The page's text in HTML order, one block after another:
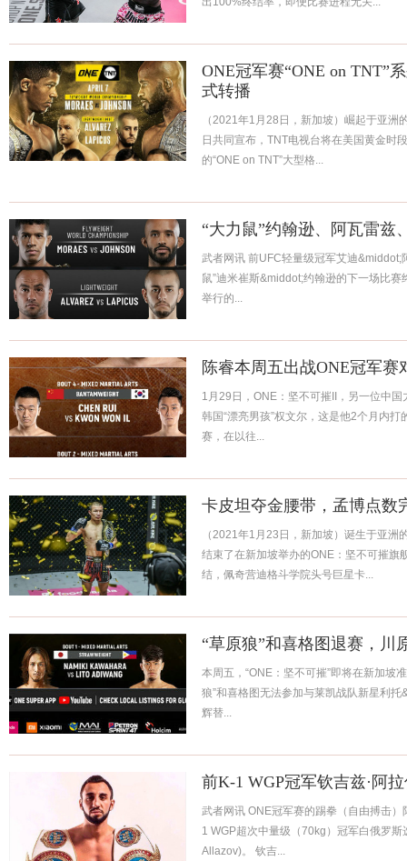
ONE冠军赛“ONE on TNT”
式转播
（2021年1月28日，新加坡）崛起于亚
日共同宣布，TNT电视台将在美国黄金时
的“ONE on TNT”大型格...
“大力鼠”约翰逊、阿瓦雷兹
武者网讯 前UFC轻量级冠军艾迪&middot;
鼠”迪米崔斯&middot;约翰逊的下一场比
举行的...
陈睿本周五出战ONE冠军
1月29日，ONE：坚不可摧II，另一位中国
韩国“漂亮男孩”权文尔，这是他2个月内
赛，在以往...
卡皮坦夺金腰带，孟博点数
（2021年1月23日，新加坡）诞生于亚
结束了在新加坡举办的ONE：坚不可摧旗
结，佩奇营迪格斗学院头号巨星卡...
“草原狼”和喜格图退赛，川
本周五，“ONE：坚不可摧”即将在新加坡
狼”和喜格图无法参加与莱凯战队新星利
辉替...
前K-1 WGP冠军钦吉兹·阿
武者网讯 ONE冠军赛的踢拳（自由搏击
1 WGP超次中量级（70kg）冠军白俄罗
Allazov)。 钦吉...